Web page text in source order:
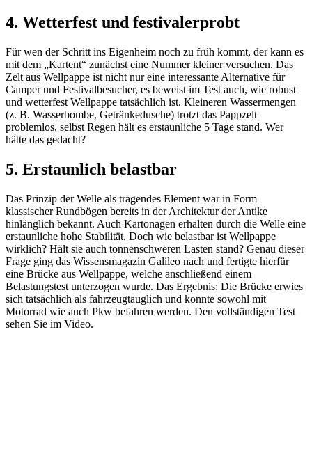
4. Wetterfest und festivalerprobt
Für wen der Schritt ins Eigenheim noch zu früh kommt, der kann es
mit dem „Kartent“ zunächst eine Nummer kleiner versuchen. Das
Zelt aus Wellpappe ist nicht nur eine interessante Alternative für
Camper und Festivalbesucher, es beweist im Test auch, wie robust
und wetterfest Wellpappe tatsächlich ist. Kleineren Wassermengen
(z. B. Wasserbombe, Getränkedusche) trotzt das Pappzelt
problemlos, selbst Regen hält es erstaunliche 5 Tage stand. Wer
hätte das gedacht?
5. Erstaunlich belastbar
Das Prinzip der Welle als tragendes Element war in Form
klassischer Rundbögen bereits in der Architektur der Antike
hinlänglich bekannt. Auch Kartonagen erhalten durch die Welle eine
erstaunliche hohe Stabilität. Doch wie belastbar ist Wellpappe
wirklich? Hält sie auch tonnenschweren Lasten stand? Genau dieser
Frage ging das Wissensmagazin Galileo nach und fertigte hierfür
eine Brücke aus Wellpappe, welche anschließend einem
Belastungstest unterzogen wurde. Das Ergebnis: Die Brücke erwies
sich tatsächlich als fahrzeugtauglich und konnte sowohl mit
Motorrad wie auch Pkw befahren werden. Den vollständigen Test
sehen Sie im Video.